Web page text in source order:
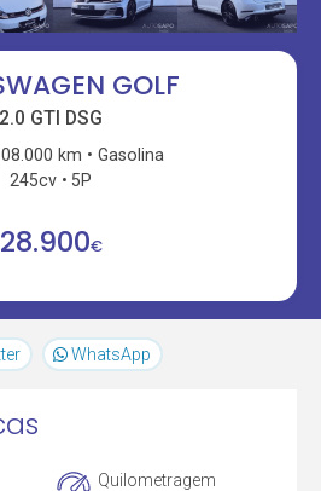
GOLF
2.0 GTI DSG
km
Gasolina
245cv
5P
28.900€
WhatsApp
Quilometragem